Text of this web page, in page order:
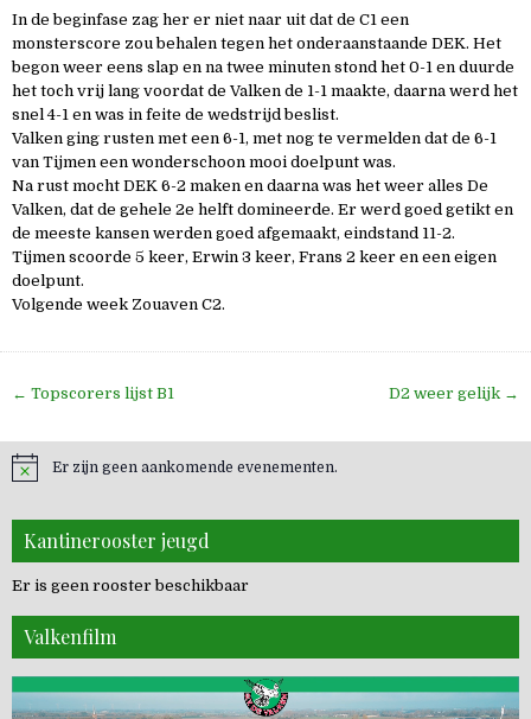
In de beginfase zag her er niet naar uit dat de C1 een
monsterscore zou behalen tegen het onderaanstaande DEK. Het
begon weer eens slap en na twee minuten stond het 0-1 en duurde
het toch vrij lang voordat de Valken de 1-1 maakte, daarna werd het
snel 4-1 en was in feite de wedstrijd beslist.
Valken ging rusten met een 6-1, met nog te vermelden dat de 6-1
van Tijmen een wonderschoon mooi doelpunt was.
Na rust mocht DEK 6-2 maken en daarna was het weer alles De
Valken, dat de gehele 2e helft domineerde. Er werd goed getikt en
de meeste kansen werden goed afgemaakt, eindstand 11-2.
Tijmen scoorde 5 keer, Erwin 3 keer, Frans 2 keer en een eigen
doelpunt.
Volgende week Zouaven C2.
Bericht
← Topscorers lijst B1 D2 weer gelijk →
Er zijn geen aankomende evenementen.
Kantinerooster jeugd
Er is geen rooster beschikbaar
Valkenfilm